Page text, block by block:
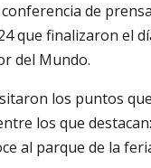
de
que finalizaron el
del Mundo.
los puntos
los que
al parque de la